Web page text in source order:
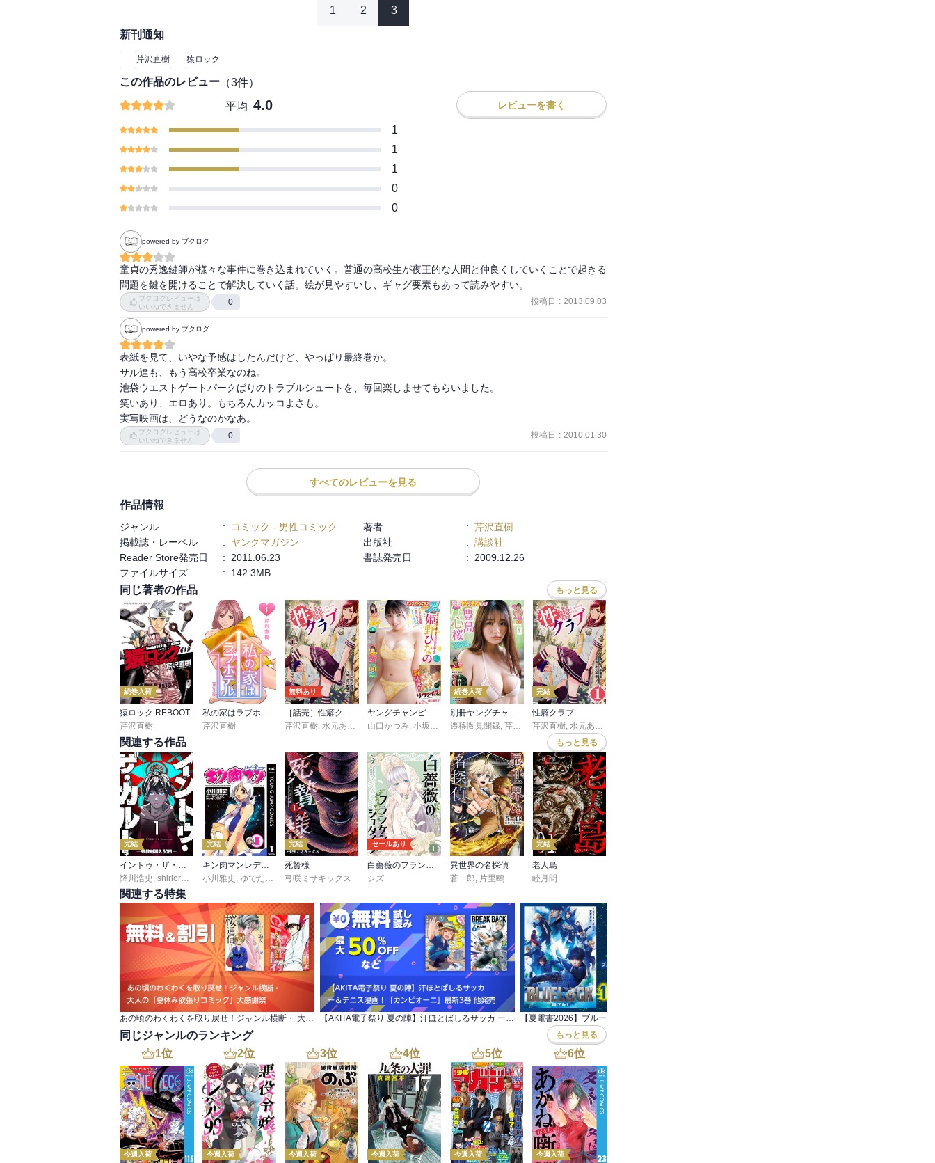
1 2 3
新刊通知
芹沢直樹 猿ロック
この作品のレビュー （3件）
平均 4.0 レビューを書く
1
1
1
0
0
powered by ブクログ
童貞の秀逸鍵師が様々な事件に巻き込まれていく。普通の高校生が夜王的な人間と仲良くしていくことで起きる
問題を鍵を開けることで解決していく話。絵が見やすいし、ギャグ要素もあって読みやすい。
ブクログレビューは
いいねできません
0 投稿日 : 2013.09.03
powered by ブクログ
表紙を見て、いやな予感はしたんだけど、やっぱり最終巻か。
サル達も、もう高校卒業なのね。
池袋ウエストゲートパークばりのトラブルシュートを、毎回楽しませてもらいました。
笑いあり、エロあり。もちろんカッコよさも。
実写映画は、どうなのかなあ。
ブクログレビューは
いいねできません
0 投稿日 : 2010.01.30
すべてのレビューを見る
作品情報
ジャンル : コミック - 男性コミック 著者 : 芹沢直樹
掲載誌・レーベル
: ヤングマガジン 出版社 : 講談社
Reader Store発売日
: 2011.06.23 書誌発売日 :
2009.12.26
ファイルサイズ
: 142.3MB
同じ著者の作品 もっと見る
続巻入荷
猿ロック REBOOT
芹沢直樹
私の家はラブホテル 単行本版
芹沢直樹
無料あり
［話売］性癖クラブ
芹沢直樹,水元あきつぐ
ヤングチャンピオン烈
山口かつみ, 小坂泰之 鯨川リョウ,施川ユウキ,クール教信者,近江のこ
続巻入荷
別冊ヤングチャンピオン
遷移圏見聞録, 芹沢直樹 ,みずたまこと,施川ユウキ
完結
性癖クラブ
芹沢直樹,水元あきつぐ
関連する作品 もっと見る
完結
イントゥ・ザ・カルト ―宗教村潜入３０日―
降川浩史 , shirioretombo
完結
キン肉マンレディー
小川雅史 , ゆでたまご
完結
死贄様
弓咲ミサキックス
セールあり
白薔薇のフランケンシュタイン
シズ
異世界の名探偵
蒼一郎, 片里鴎
完結
老人島
睦月間
関連する特集
あの頃のわくわくを取り戻せ！ジャンル横断・ 大人の「夏休み欲張りコミック」大感謝祭 【AKITA電子祭り 夏の陣】汗ほとばしるサッカ ー＆テニス漫画！「カンピオーニ」最新3巻 他発売
同じジャンルのランキング もっと見る
1位
今週入荷
2位
今週入荷
3位
今週入荷
4位
今週入荷
5位
今週入荷
6位
今週入荷